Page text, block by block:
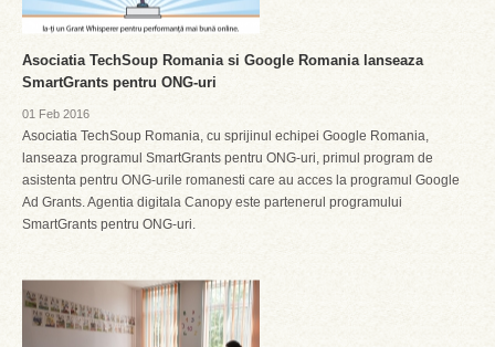
Asociatia TechSoup Romania si Google Romania lanseaza
SmartGrants pentru ONG-uri
01 Feb 2016
Asociatia TechSoup Romania, cu sprijinul echipei Google Romania,
lanseaza programul SmartGrants pentru ONG-uri, primul program de
asistenta pentru ONG-urile romanesti care au acces la programul Google
Ad Grants. Agentia digitala Canopy este partenerul programului
SmartGrants pentru ONG-uri.